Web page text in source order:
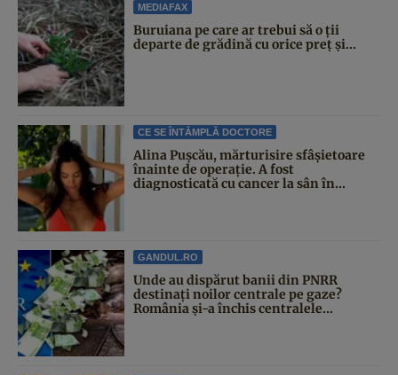
MEDIAFAX
Buruiana pe care ar trebui să o ții
departe de grădină cu orice preț și...
CE SE ÎNTÂMPLĂ DOCTORE
Alina Pușcău, mărturisire sfâșietoare
înainte de operație. A fost
diagnosticată cu cancer la sân în...
GANDUL.RO
Unde au dispărut banii din PNRR
destinați noilor centrale pe gaze?
România și-a închis centralele...